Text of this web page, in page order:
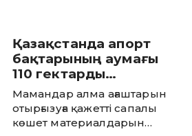
Қазақстанда апорт
бақтарының аумағы
110 гектарды
қамтитын болады
Мамандар алма ағаштарын
отырғызуға қажетті сапалы
көшет материалдарын